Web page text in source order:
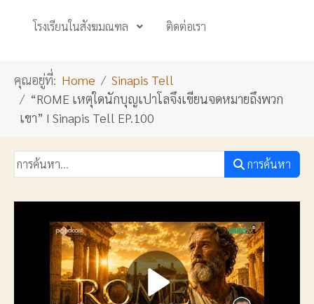
โรงเรียนในสังฆมณฑล ติดต่อเรา
คุณอยู่ที่: Home
Sinapis Tell
“ROME เหตุใดนักบุญเปาโลจึงเขียนจดหมายถึงพวก
เขา” I Sinapis Tell EP.100
การค้นหา